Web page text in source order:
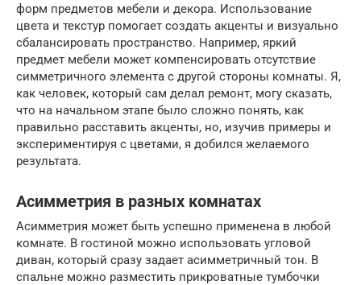
форм предметов мебели и декора. Использование
цвета и текстур помогает создать акценты и визуально
сбалансировать пространство. Например, яркий
предмет мебели может компенсировать отсутствие
симметричного элемента с другой стороны комнаты. Я,
как человек, который сам делал ремонт, могу сказать,
что на начальном этапе было сложно понять, как
правильно расставить акценты, но, изучив примеры и
экспериментируя с цветами, я добился желаемого
результата.
Асимметрия в разных комнатах
Асимметрия может быть успешно применена в любой
комнате. В гостиной можно использовать угловой
диван, который сразу задает асимметричный тон. В
спальне можно разместить прикроватные тумбочки